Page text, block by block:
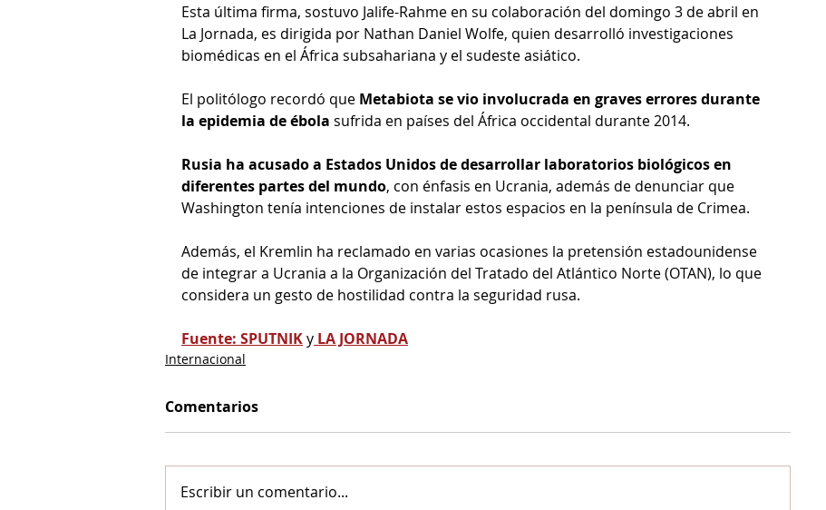
Esta última firma, sostuvo Jalife-Rahme en su colaboración del domingo 3 de abril en
La Jornada, es dirigida por Nathan Daniel Wolfe, quien desarrolló investigaciones
biomédicas en el África subsahariana y el sudeste asiático.
El politólogo recordó que Metabiota se vio involucrada en graves errores durante
la epidemia de ébola sufrida en países del África occidental durante 2014.
Rusia ha acusado a Estados Unidos de desarrollar laboratorios biológicos en
diferentes partes del mundo, con énfasis en Ucrania, además de denunciar que
Washington tenía intenciones de instalar estos espacios en la península de Crimea.
Además, el Kremlin ha reclamado en varias ocasiones la pretensión estadounidense
de integrar a Ucrania a la Organización del Tratado del Atlántico Norte (OTAN), lo que
considera un gesto de hostilidad contra la seguridad rusa.
Fuente: SPUTNIK y LA JORNADA
Internacional
Comentarios
Escribir un comentario...